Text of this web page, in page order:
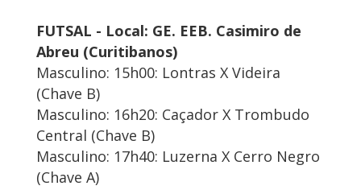
FUTSAL - Local: GE. EEB. Casimiro de
Abreu (Curitibanos)
Masculino: 15h00: Lontras X Videira
(Chave B)
Masculino: 16h20: Caçador X Trombudo
Central (Chave B)
Masculino: 17h40: Luzerna X Cerro Negro
(Chave A)